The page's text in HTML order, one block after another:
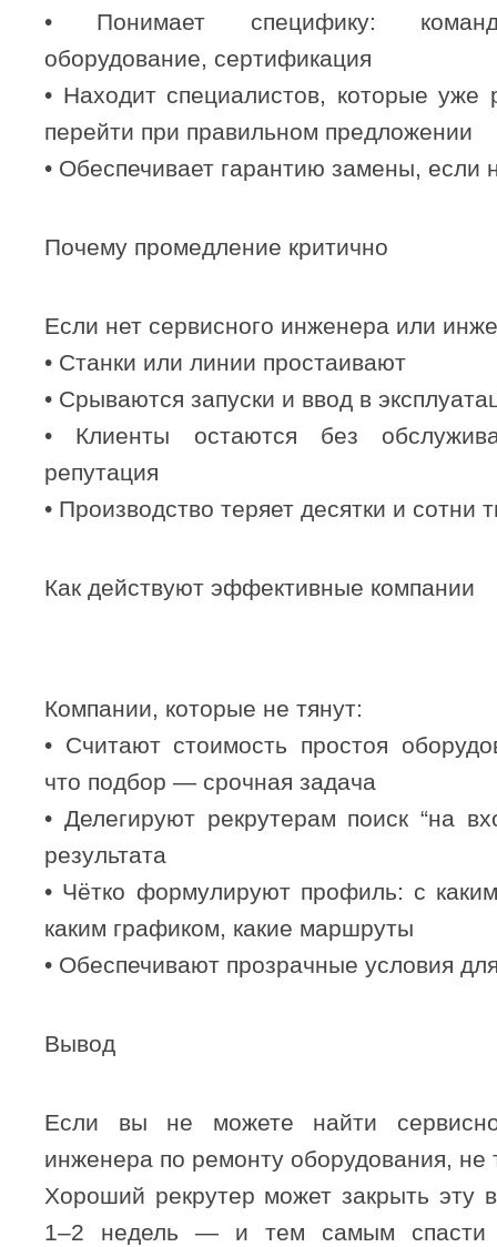
• Понимает специфику:
оборудование, сертификация
• Находит специалистов, которые уже
перейти при правильном предложении
• Обеспечивает гарантию замены, если
Почему промедление критично
Если нет сервисного инженера или
• Станки или линии простаивают
• Срываются запуски и ввод в
• Клиенты остаются без
репутация
• Производство теряет десятки и сотни
Как действуют эффективные компании
Компании, которые не тянут:
• Считают стоимость простоя
что подбор — срочная задача
• Делегируют рекрутерам поиск “на
результата
• Чётко формулируют профиль: с
каким графиком, какие маршруты
• Обеспечивают прозрачные условия
Вывод
Если вы не можете найти
инженера по ремонту оборудования, не
Хороший рекрутер может закрыть эту
1–2 недель — и тем самым спасти